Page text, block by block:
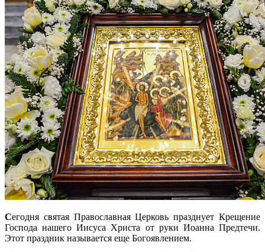
Сегодня святая Православная Церковь празднует Крещение
Господа нашего Иисуса Христа от руки Иоанна Предтечи.
Этот праздник называется еще Богоявлением.